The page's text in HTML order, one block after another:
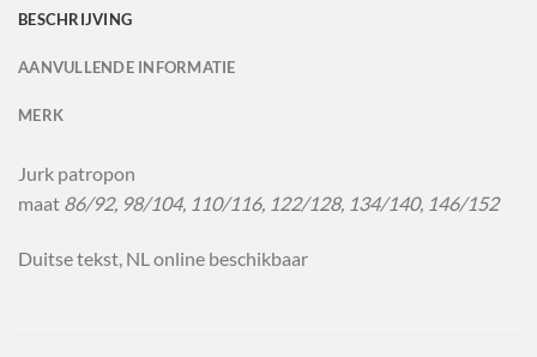
BESCHRIJVING
AANVULLENDE INFORMATIE
MERK
Jurk patropon
maat 86/92, 98/104, 110/116, 122/128, 134/140, 146/152
Duitse tekst, NL online beschikbaar